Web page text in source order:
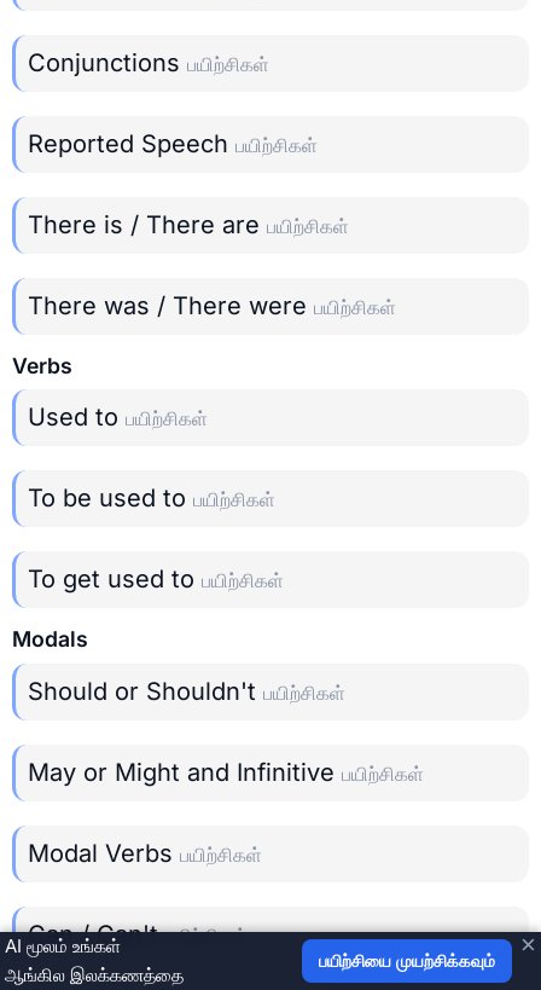
Conjunctions பயிற்சிகள்
Reported Speech பயிற்சிகள்
There is / There are பயிற்சிகள்
There was / There were பயிற்சிகள்
Verbs
Used to பயிற்சிகள்
To be used to பயிற்சிகள்
To get used to பயிற்சிகள்
Modals
Should or Shouldn't பயிற்சிகள்
May or Might and Infinitive பயிற்சிகள்
Modal Verbs பயிற்சிகள்
Can / Can'tபயிற்சிகள்
AI மூலம் உங்கள்
ஆங்கில இலக்கணத்தை
பயிற்சியை முயற்சிக்கவும்
×